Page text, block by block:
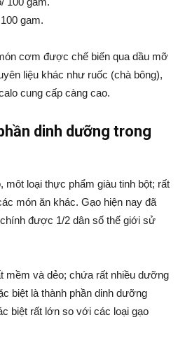
gam.
cơm được chế biến qua dầu mỡ
liệu khác như ruốc (chà bông),
cung cấp càng cao.
dinh dưỡng trong
loại thực phẩm giàu tinh bột; rất
món ăn khác. Gạo hiện nay đã
được 1/2 dân số thế giới sử
mềm và dẻo; chứa rất nhiều dưỡng
biệt là thành phần dinh dưỡng
biệt rất lớn so với các loại gạo